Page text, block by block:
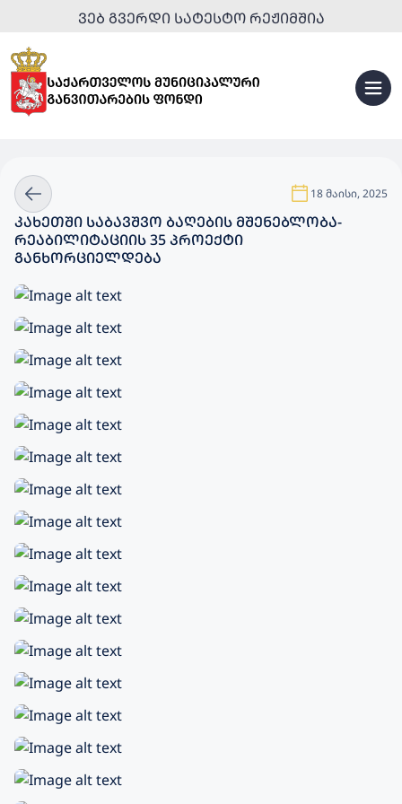
ᲕᲔᲑ ᲒᲕᲔᲠᲓᲘ ᲡᲐᲢᲔᲡᲢᲝ ᲠᲔᲟᲘᲛᲨᲘᲐ
18 მაისი, 2025
ᲙᲐᲮᲔᲗᲨᲘ ᲡᲐᲑᲐᲕᲨᲕᲝ ᲑᲐᲦᲔᲑᲘᲡ ᲛᲨᲔᲜᲔᲑᲚᲝᲑᲐ-
ᲠᲔᲐᲑᲘᲚᲘᲢᲐᲪᲘᲘᲡ 35 ᲞᲠᲝᲔᲥᲢᲘ
ᲒᲐᲜᲮᲝᲠᲪᲘᲔᲚᲓᲔᲑᲐ